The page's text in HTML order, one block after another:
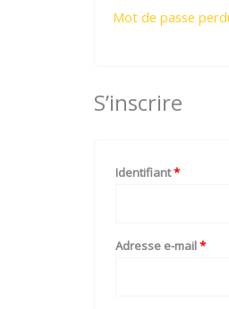
Mot de passe
S’inscrire
Identifiant*
Adresse e-mail*